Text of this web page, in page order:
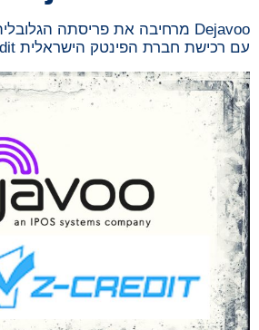
Dejavoo מרחיבה את פריסתה הגלובלית
עם רכישת חברת הפינטק הישראלית Z-Credit